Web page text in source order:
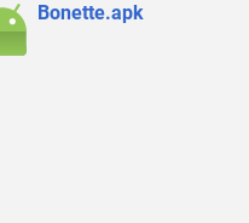
Bonette.apk